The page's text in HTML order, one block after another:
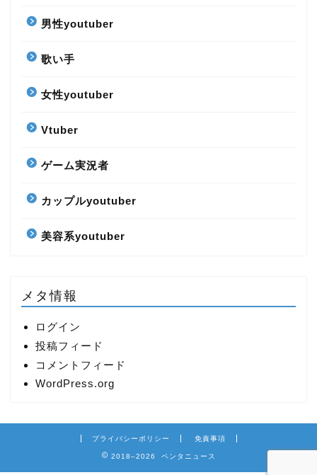
男性youtuber
歌い手
女性youtuber
Vtuber
ゲーム実況者
カップルyoutuber
美容系youtuber
メタ情報
ログイン
投稿フィード
コメントフィード
WordPress.org
プライバシーポリシー 免責事項
2018–2026 ペンタニュース